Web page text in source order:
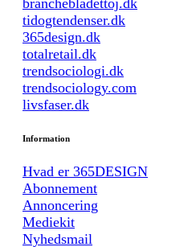
tidogtendenser.dk
365design.dk
totalretail.dk
trendsociologi.dk
trendsociology.com
livsfaser.dk
Information
Hvad er 365DESIGN
Abonnement
Annoncering
Mediekit
Nyhedsmail